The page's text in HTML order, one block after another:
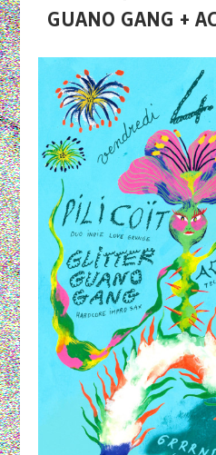
GUANO GANG +